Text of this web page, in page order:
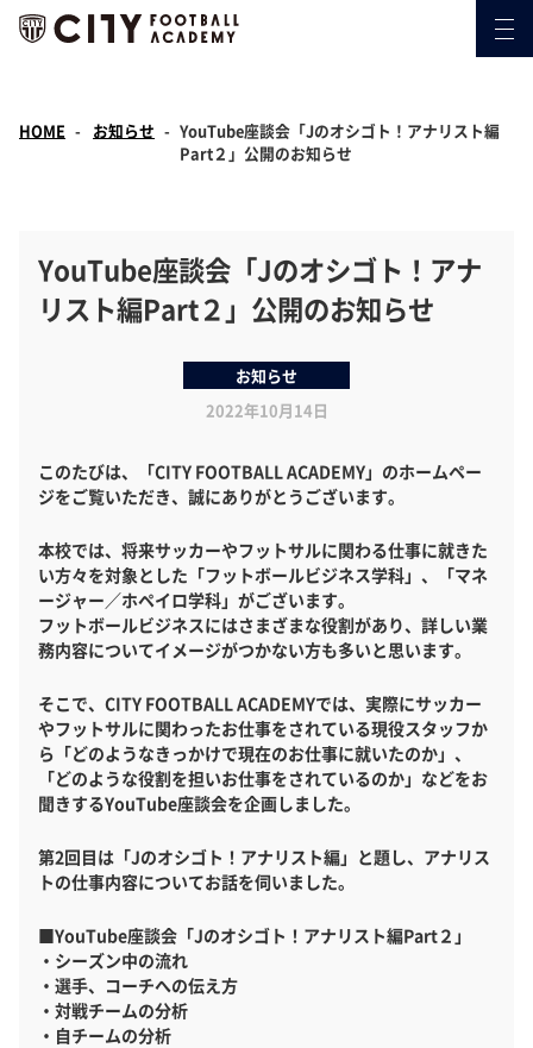
HOME お知らせ
YouTube座談会「Jのオシゴト！アナリスト編
Part２」公開のお知らせ
YouTube座談会「Jのオシゴト！アナ
リスト編Part２」公開のお知らせ
お知らせ
2022年10月14日
このたびは、「CITY FOOTBALL ACADEMY」のホームペー
ジをご覧いただき、誠にありがとうございます。
本校では、将来サッカーやフットサルに関わる仕事に就きた
い方々を対象とした「フットボールビジネス学科」、「マネ
ージャー／ホペイロ学科」がございます。
フットボールビジネスにはさまざまな役割があり、詳しい業
務内容についてイメージがつかない方も多いと思います。
そこで、CITY FOOTBALL ACADEMYでは、実際にサッカー
やフットサルに関わったお仕事をされている現役スタッフか
ら「どのようなきっかけで現在のお仕事に就いたのか」、
「どのような役割を担いお仕事をされているのか」などをお
聞きするYouTube座談会を企画しました。
第2回目は「Jのオシゴト！アナリスト編」と題し、アナリス
トの仕事内容についてお話を伺いました。
■YouTube座談会「Jのオシゴト！アナリスト編Part２」
・シーズン中の流れ
・選手、コーチへの伝え方
・対戦チームの分析
・自チームの分析